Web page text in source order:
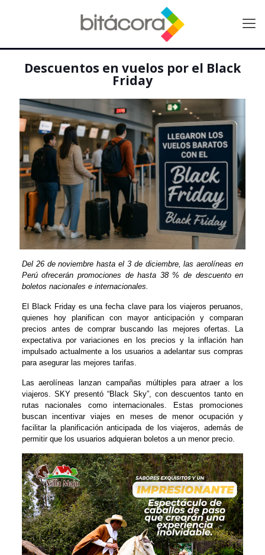
Descuentos en vuelos por el Black
Friday
Del 26 de noviembre hasta el 3 de diciembre, las aerolíneas en
Perú ofrecerán promociones de hasta 38 % de descuento en
boletos nacionales e internacionales.
El Black Friday es una fecha clave para los viajeros peruanos,
quienes hoy planifican con mayor anticipación y comparan
precios antes de comprar buscando las mejores ofertas. La
expectativa por variaciones en los precios y la inflación han
impulsado actualmente a los usuarios a adelantar sus compras
para asegurar las mejores tarifas.
Las aerolíneas lanzan campañas múltiples para atraer a los
viajeros. SKY presentó “Black Sky”, con descuentos tanto en
rutas nacionales como internacionales. Estas promociones
buscan incentivar viajes en meses de menor ocupación y
facilitar la planificación anticipada de los viajeros, además de
permitir que los usuarios adquieran boletos a un menor precio.